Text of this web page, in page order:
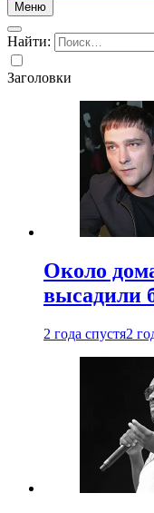
Меню
Найти:
Заголовки
Около
высадили
2 года спустя2